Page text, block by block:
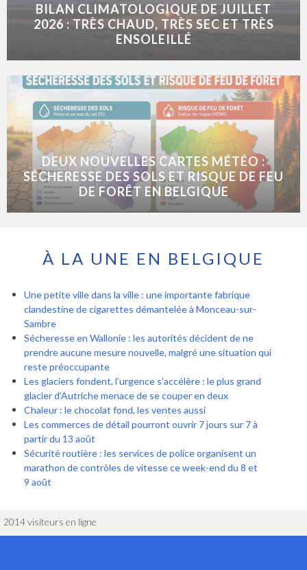
BILAN CLIMATOLOGIQUE DE JUILLET
2026 : TRÈS CHAUD, TRÈS SEC ET TRÈS
ENSOLEILLÉ
DEUX NOUVELLES CARTES MÉTÉO :
SÉCHERESSE DES SOLS ET RISQUE DE FEU
DE FORÊT EN BELGIQUE
À LA UNE EN BELGIQUE
Une petite ville dans la ville : une importante fabrique
clandestine de cigarettes démantelée à Monceau-sur-
Sambre
Sécheresse en Wallonie : les autorités décident de ne
prendre aucune mesure nouvelle, malgré une situation qui
reste préoccupante
Les glaciers fondent, l’urgence s’accélère : le plus grand
glacier d’Autriche menace de se couper en deux
Chaleur : le chocolat fond, les ventes aussi
Les commerces de détail pourront ouvrir 7 jours sur 7 à
partir du 13 août
Sécurité routière : les services de police organisent un
marathon de contrôles de vitesse ce week-end du 8 et
9 août
2014 visiteurs en ligne